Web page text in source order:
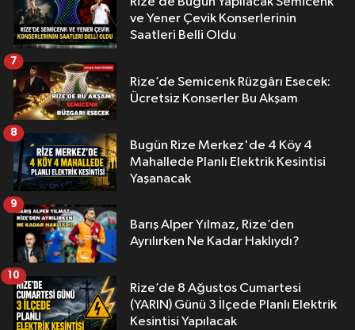
ve Yener Çevik Konserlerinin
Saatleri Belli Oldu
Rize’de Semicenk Rüzgârı Esecek:
Ücretsiz Konserler Bu Akşam
7
Bugün Rize Merkez'de 4 Köy 4
Mahallede Planlı Elektrik Kesintisi
Yaşanacak
8
Barış Alper Yılmaz, Rize’den
Ayrılırken Ne Kadar Haklıydı?
9
Rize’de 8 Ağustos Cumartesi
(YARIN) Günü 3 İlçede Planlı Elektrik
Kesintisi Yapılacak
10